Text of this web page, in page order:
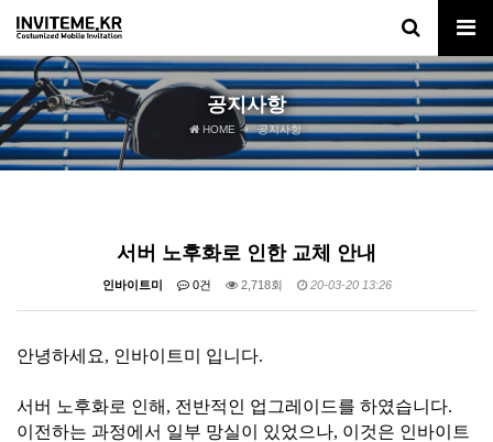
공지사항
HOME 공지사항
서버 노후화로 인한 교체 안내
인바이트미 0건 2,718회 20-03-20 13:26
안녕하세요, 인바이트미 입니다.
서버 노후화로 인해, 전반적인 업그레이드를 하였습니다.
이전하는 과정에서 일부 망실이 있었으나, 이것은 인바이트